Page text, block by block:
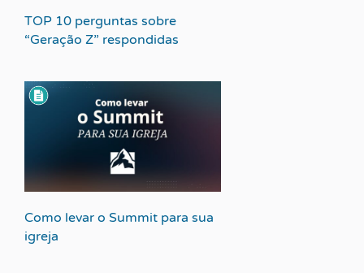
TOP 10 perguntas sobre
“Geração Z” respondidas
Como levar o Summit para sua
igreja